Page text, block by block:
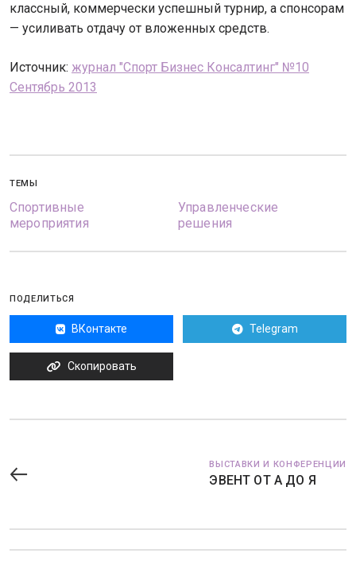
классный, коммерчески успешный турнир, а спонсорам
— усиливать отдачу от вложенных средств.
Источник: журнал "Спорт Бизнес Консалтинг" №10
Сентябрь 2013
ТЕМЫ
Спортивные
мероприятия
Управленческие
решения
ПОДЕЛИТЬСЯ
ВКонтакте Telegram
Скопировать
ВЫСТАВКИ И КОНФЕРЕНЦИИ
ЭВЕНТ ОТ А ДО Я